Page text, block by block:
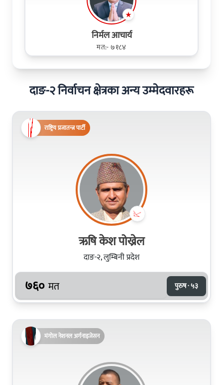
निर्मल आचार्य
मत:- ७१८४
दाङ-२ निर्वाचन क्षेत्रका अन्य उम्मेदवारहरू
राष्ट्रिय प्रजातन्त्र पार्टी
ऋषि केश पोख्रेल
दाङ-२, लुम्बिनी प्रदेश
७६० मत पुरुष · ५३
मंगोल नेशनल अर्गनाइजेसन